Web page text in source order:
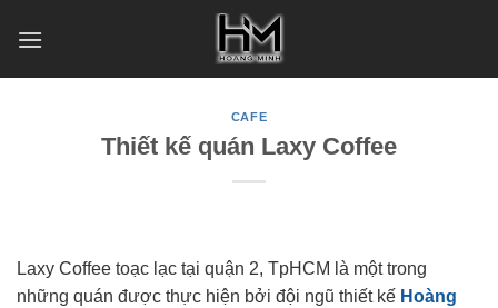
CAFE
Thiết kế quán Laxy Coffee
Laxy Coffee toạc lạc tại quận 2, TpHCM là một trong
những quán được thực hiện bởi đội ngũ thiết kế Hoàng